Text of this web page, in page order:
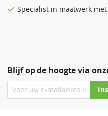
Blijf op de hoogte via
Specialist in maatwerk